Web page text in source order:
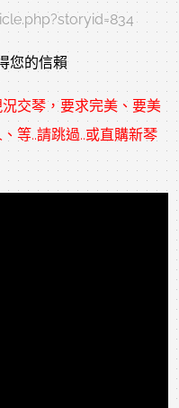
您的信賴
況交琴，要求完美、要美
等..請跳過..或直購新琴